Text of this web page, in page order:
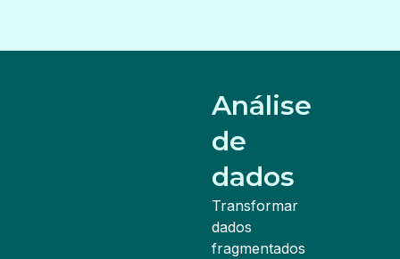
Análise
de
dados
Transformar
dados
fragmentados